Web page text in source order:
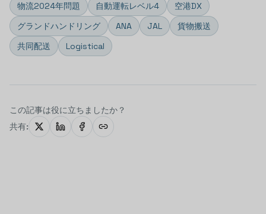
物流2024年問題 自動運転レベル4
空港DX
グランドハンドリング
ANA JAL
貨物搬送
共同配送
Logistical
この記事は役に立ちましたか？
共有: